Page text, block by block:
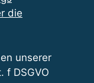
die
unserer
f DSGVO